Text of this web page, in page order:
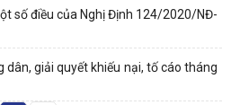
số điều của Nghị Định 124/2020/NĐ-
dân, giải quyết khiếu nại, tố cáo tháng